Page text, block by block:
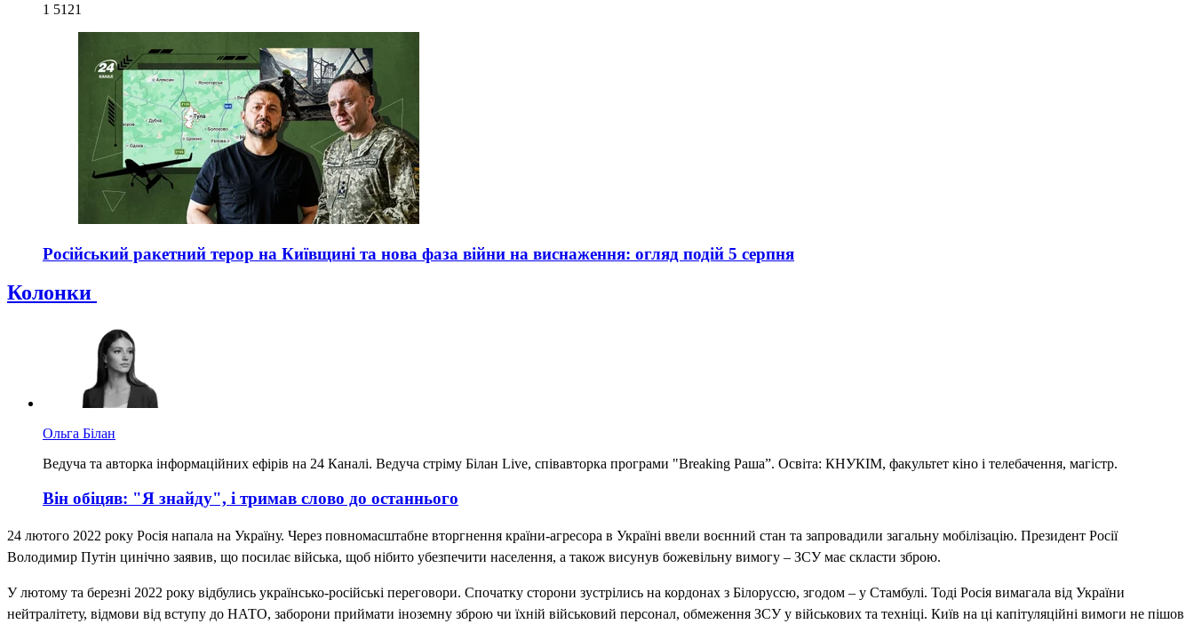
1 5121
Російський ракетний терор на Київщині та нова фаза війни на виснаження: огляд подій 5 серпня
Колонки
Ольга Білан
Ведуча та авторка інформаційних ефірів на 24 Каналі. Ведуча стріму Білан Live, співавторка програми "Breaking Раша”. Освіта: КНУКІМ, факультет кіно і телебачення, магістр.
Він обіцяв: "Я знайду", і тримав слово до останнього
24 лютого 2022 року Росія напала на Україну. Через повномасштабне вторгнення країни-агресора в Україні ввели воєнний стан та запровадили загальну мобілізацію. Президент Росії
Володимир Путін цинічно заявив, що посилає війська, щоб нібито убезпечити населення, а також висунув божевільну вимогу – ЗСУ має скласти зброю.
У лютому та березні 2022 року відбулись українсько-російські переговори. Спочатку сторони зустрілись на кордонах з Білоруссю, згодом – у Стамбулі. Тоді Росія вимагала від України
нейтралітету, відмови від вступу до НАТО, заборони приймати іноземну зброю чи їхній військовий персонал, обмеження ЗСУ у військових та техніці. Київ на ці капітуляційні вимоги не пішов